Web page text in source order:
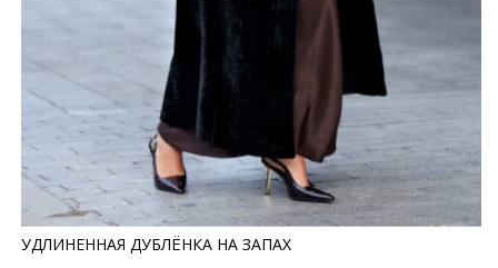
УДЛИНЕННАЯ ДУБЛЁНКА НА ЗАПАХ